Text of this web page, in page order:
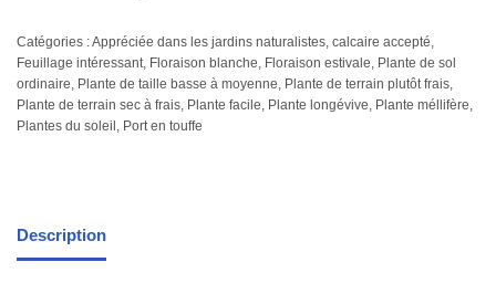
Catégories :Appréciée dans les jardins naturalistes, calcaire accepté,
Feuillage intéressant, Floraison blanche, Floraison estivale, Plante de sol
ordinaire, Plante de taille basse à moyenne, Plante de terrain plutôt frais,
Plante de terrain sec à frais, Plante facile, Plante longévive, Plante méllifère,
Plantes du soleil , Port en touffe
Description